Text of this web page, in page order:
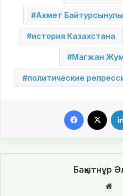
Ахмет Байтурсынулы
история Казахстана
Магжан
политические
Бақытнұр